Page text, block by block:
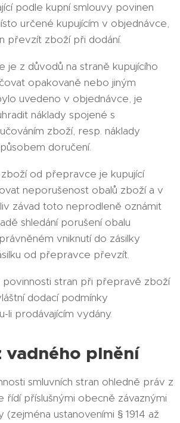
podle kupní smlouvy povinen
určené kupujícím v objednávce,
převzít zboží při dodání.
je z důvodů na straně kupujícího
opakovaně nebo jiným
uvedeno v objednávce, je
náklady spojené s
zboží, resp. náklady
doručení.
od přepravce je kupující
neporušenost obalů zboží a v
závad toto neprodleně oznámit
shledání porušení obalu
vniknutí do zásilky
od přepravce převzít.
povinnosti stran při přepravě zboží
dodací podmínky
li prodávajícím vydány.
vadného plnění
smluvních stran ohledně práv z
řídí příslušnými obecně závaznými
ustanoveními § 1914 až